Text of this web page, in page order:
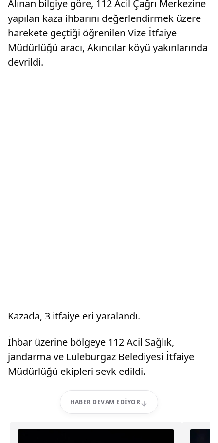
Alınan bilgiye göre, 112 Acil Çağrı Merkezine
yapılan kaza ihbarını değerlendirmek üzere
harekete geçtiği öğrenilen Vize İtfaiye
Müdürlüğü aracı, Akıncılar köyü yakınlarında
devrildi.
Kazada, 3 itfaiye eri yaralandı.
İhbar üzerine bölgeye 112 Acil Sağlık,
jandarma ve Lüleburgaz Belediyesi İtfaiye
Müdürlüğü ekipleri sevk edildi.
HABER DEVAM EDIYOR